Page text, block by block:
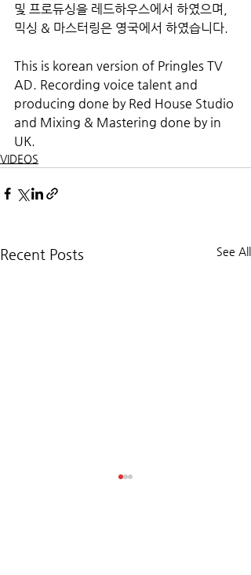
및 프로듀싱을 레드하우스에서 하였으며,
믹싱 & 마스터링은 영국에서 하였습니다.
This is korean version of Pringles TV
AD. Recording voice talent and
producing done by Red House Studio
and Mixing & Mastering done by in
UK.
VIDEOS
Recent Posts See All